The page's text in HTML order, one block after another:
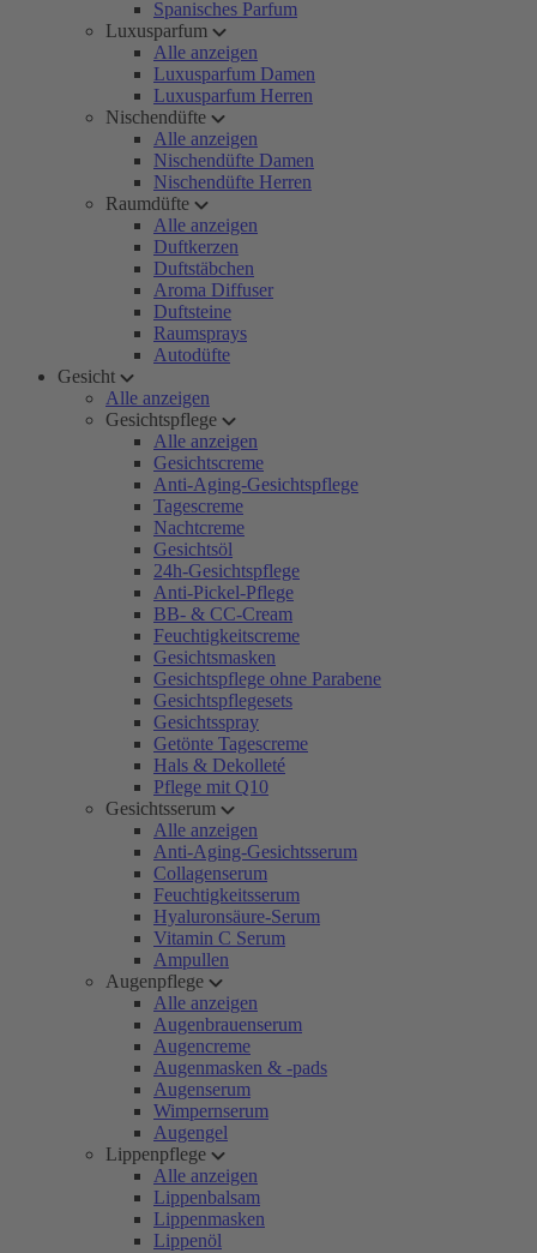
Spanisches Parfum
Luxusparfum
Alle anzeigen
Luxusparfum Damen
Luxusparfum Herren
Nischendüfte
Alle anzeigen
Nischendüfte Damen
Nischendüfte Herren
Raumdüfte
Alle anzeigen
Duftkerzen
Duftstäbchen
Aroma Diffuser
Duftsteine
Raumsprays
Autodüfte
Gesicht
Alle anzeigen
Gesichtspflege
Alle anzeigen
Gesichtscreme
Anti-Aging-Gesichtspflege
Tagescreme
Nachtcreme
Gesichtsöl
24h-Gesichtspflege
Anti-Pickel-Pflege
BB- & CC-Cream
Feuchtigkeitscreme
Gesichtsmasken
Gesichtspflege ohne Parabene
Gesichtspflegesets
Gesichtsspray
Getönte Tagescreme
Hals & Dekolleté
Pflege mit Q10
Gesichtsserum
Alle anzeigen
Anti-Aging-Gesichtsserum
Collagenserum
Feuchtigkeitsserum
Hyaluronsäure-Serum
Vitamin C Serum
Ampullen
Augenpflege
Alle anzeigen
Augenbrauenserum
Augencreme
Augenmasken & -pads
Augenserum
Wimpernserum
Augengel
Lippenpflege
Alle anzeigen
Lippenbalsam
Lippenmasken
Lippenöl